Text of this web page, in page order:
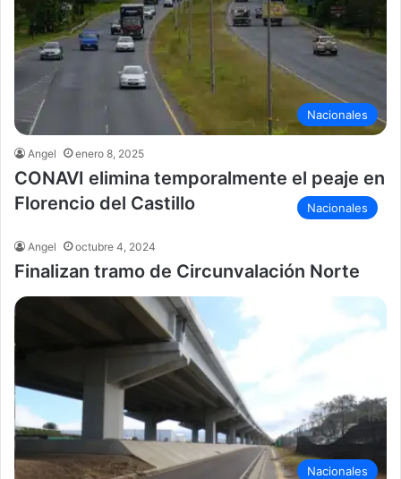
Nacionales
Angel enero 8, 2025
CONAVI elimina temporalmente el peaje en
Florencio del Castillo
Nacionales
Angel octubre 4, 2024
Finalizan tramo de Circunvalación Norte
Nacionales